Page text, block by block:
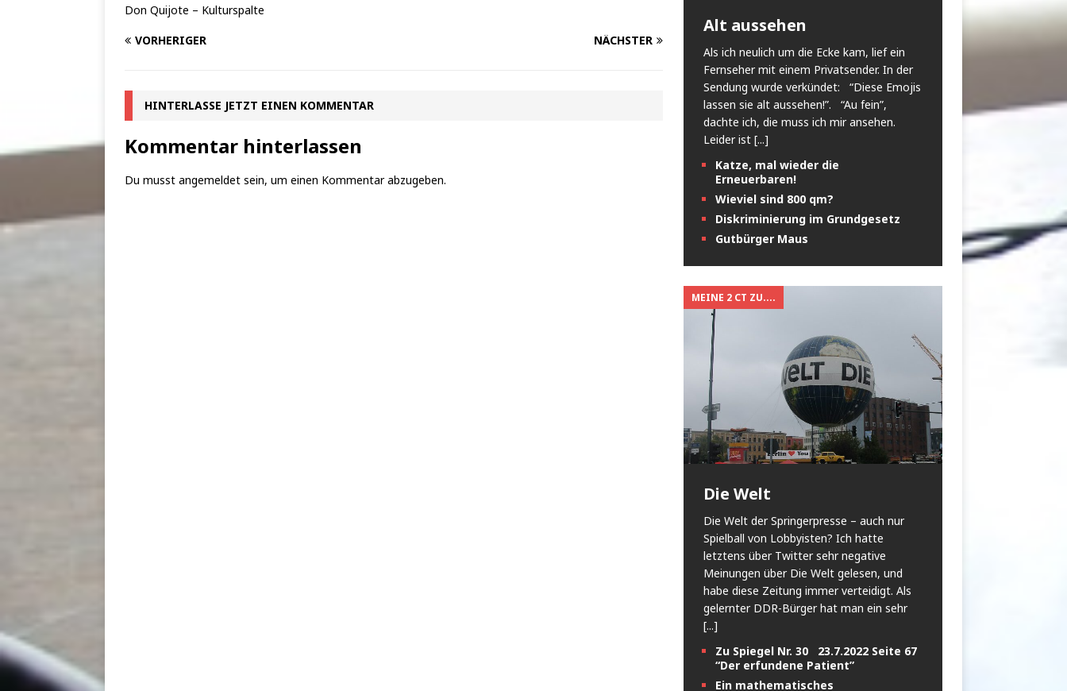
Don Quijote – Kulturspalte
VORHERIGER
NÄCHSTER
HINTERLASSE JETZT EINEN KOMMENTAR
Kommentar hinterlassen
Du musst angemeldet sein, um einen Kommentar abzugeben.
Alt aussehen
Als ich neulich um die Ecke kam, lief ein
Fernseher mit einem Privatsender. In der
Sendung wurde verkündet: “Diese Emojis
lassen sie alt aussehen!”. “Au fein”,
dachte ich, die muss ich mir ansehen.
Leider ist [...]
Katze, mal wieder die
Erneuerbaren!
Wieviel sind 800 qm?
Diskriminierung im Grundgesetz
Gutbürger Maus
MEINE 2 CT ZU....
Die Welt
Die Welt der Springerpresse – auch nur
Spielball von Lobbyisten? Ich hatte
letztens über Twitter sehr negative
Meinungen über Die Welt gelesen, und
habe diese Zeitung immer verteidigt. Als
gelernter DDR-Bürger hat man ein sehr
[...]
Zu Spiegel Nr. 30 23.7.2022 Seite 67
“Der erfundene Patient”
Ein mathematisches